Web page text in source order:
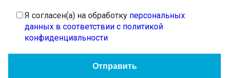
Я согласен(а) на обработку персональных
данных в соответствии с политикой
конфиденциальности